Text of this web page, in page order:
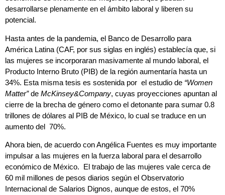
desarrollarse plenamente en el ámbito laboral y liberen su
potencial.
Hasta antes de la pandemia, el Banco de Desarrollo para
América Latina (CAF, por sus siglas en inglés) establecía que, si
las mujeres se incorporaran masivamente al mundo laboral, el
Producto Interno Bruto (PIB) de la región aumentaría hasta un
34%. Esta misma tesis es sostenida por el estudio de “Women
Matter”de McKinsey&Company, cuyas proyecciones apuntan al
cierre de la brecha de género como el detonante para sumar 0.8
trillones de dólares al PIB de México, lo cual se traduce en un
aumento del 70%.
Ahora bien, de acuerdo con Angélica Fuentes es muy importante
impulsar a las mujeres en la fuerza laboral para el desarrollo
económico de México. El trabajo de las mujeres vale cerca de
60 mil millones de pesos diarios según el Observatorio
Internacional de Salarios Dignos, aunque de estos, el 70%